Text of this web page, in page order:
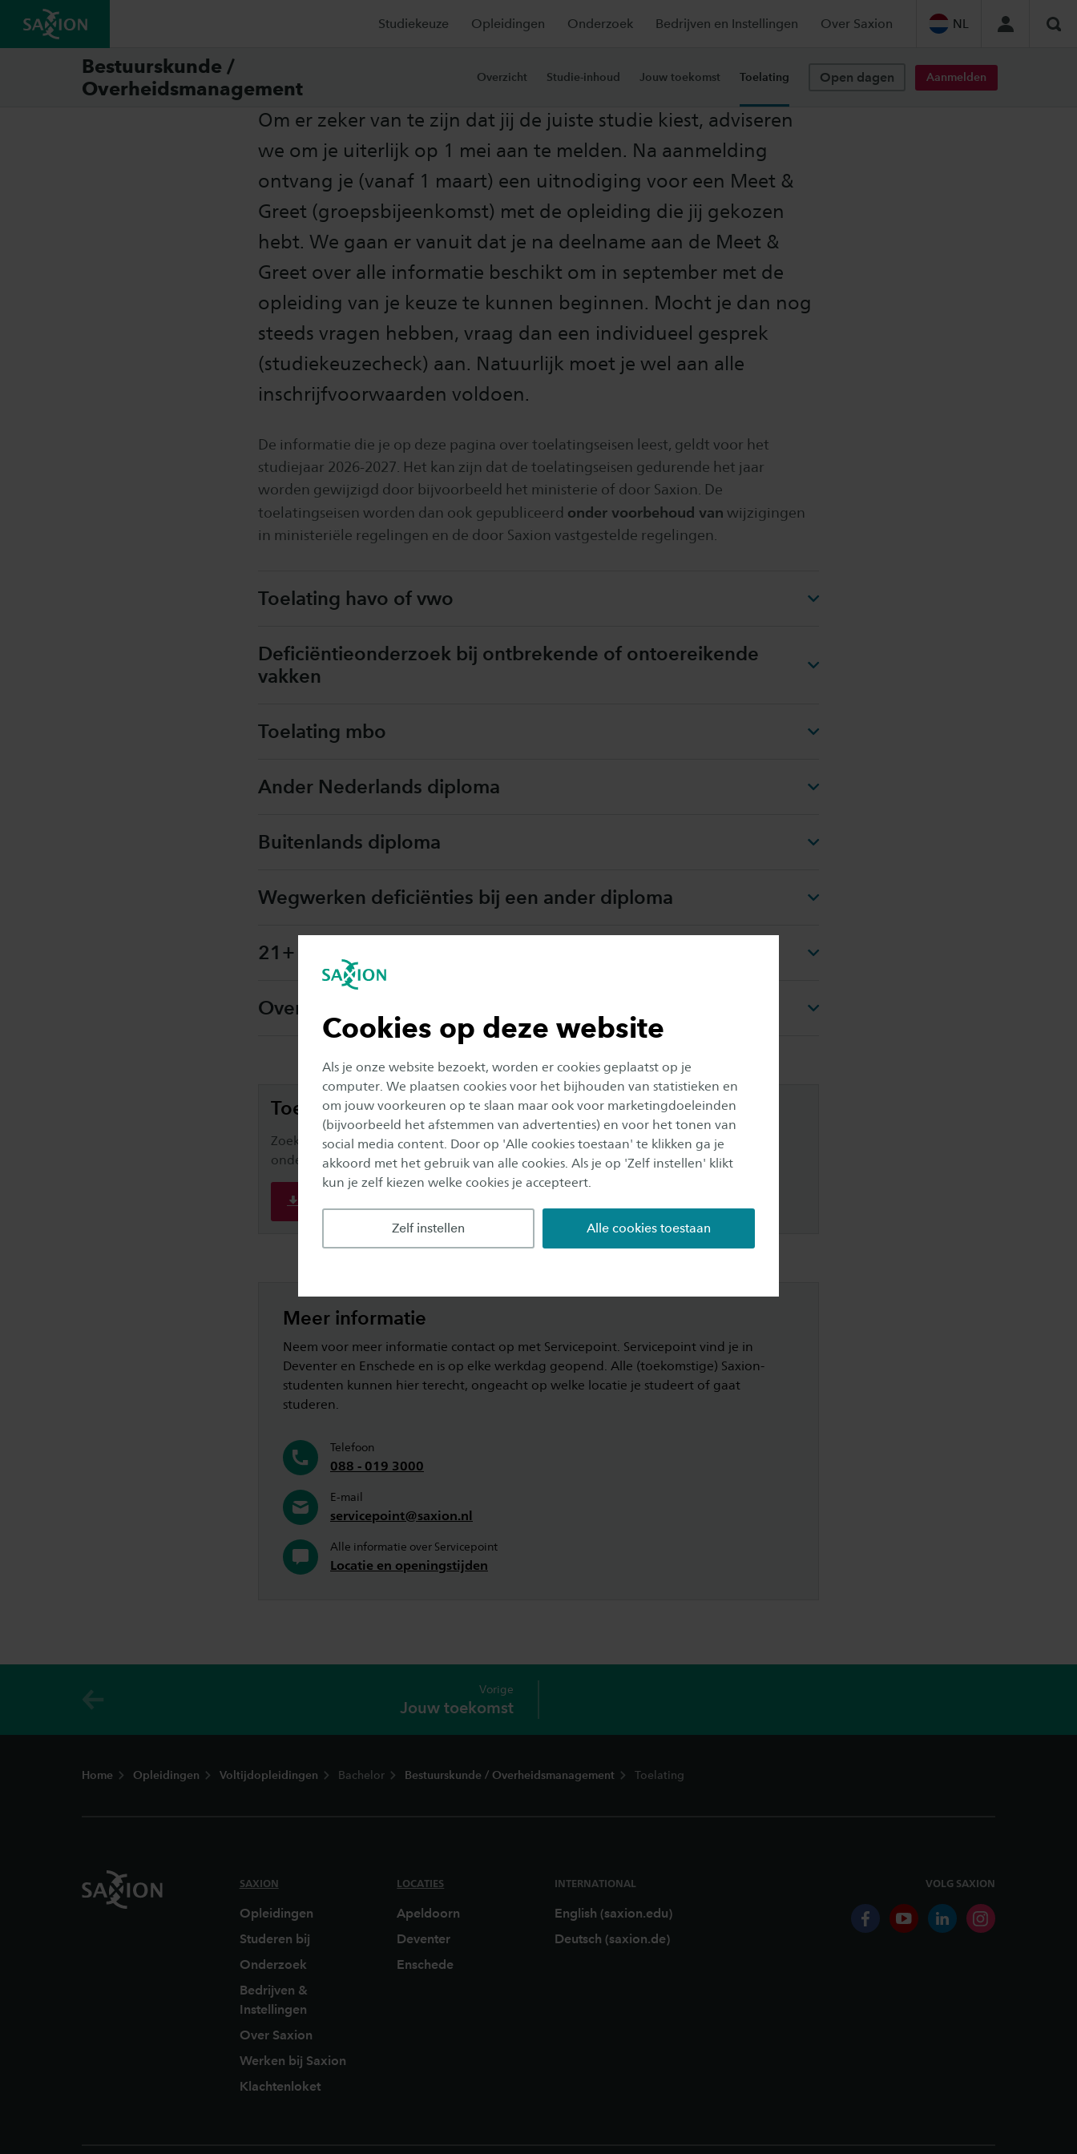
Cookies op deze website
Als je onze website bezoekt, worden er cookies geplaatst op je
computer. We plaatsen cookies voor het bijhouden van statistieken en
om jouw voorkeuren op te slaan maar ook voor marketingdoeleinden
(bijvoorbeeld het afstemmen van advertenties) en voor het tonen van
social media content. Door op 'Alle cookies toestaan' te klikken ga je
akkoord met het gebruik van alle cookies. Als je op 'Zelf instellen' klikt
kun je zelf kiezen welke cookies je accepteert.
Zelf instellen Alle cookies toestaan
Studiekeuze Opleidingen Onderzoek Bedrijven en Instellingen Over Saxion NL
Bestuurskunde /
Overheidsmanagement
Overzicht Studie-inhoud Jouw toekomst Toelating Open dagen Aanmelden
Toelatingseisen 2026-2027
Om er zeker van te zijn dat jij de juiste studie kiest, adviseren
we om je uiterlijk op 1 mei aan te melden. Na aanmelding
ontvang je (vanaf 1 maart) een uitnodiging voor een Meet &
Greet (groepsbijeenkomst) met de opleiding die jij gekozen
hebt. We gaan er vanuit dat je na deelname aan de Meet &
Greet over alle informatie beschikt om in september met de
opleiding van je keuze te kunnen beginnen. Mocht je dan nog
steeds vragen hebben, vraag dan een individueel gesprek
(studiekeuzecheck) aan. Natuurlijk moet je wel aan alle
inschrijfvoorwaarden voldoen.
De informatie die je op deze pagina over toelatingseisen leest, geldt voor het
studiejaar 2026-2027. Het kan zijn dat de toelatingseisen gedurende het jaar
worden gewijzigd door bijvoorbeeld het ministerie of door Saxion. De
toelatingseisen worden dan ook gepubliceerd onder voorbehoud van wijzigingen
in ministeriële regelingen en de door Saxion vastgestelde regelingen.
Toelating havo of vwo
Deficiëntieonderzoek bij ontbrekende of ontoereikende
vakken
Toelating mbo
Ander Nederlands diploma
Buitenlands diploma
Wegwerken deficiënties bij een ander diploma
21+ Onderzoek
Overige toelatingsbepalingen
Toelatingseisen 2025-2026
Zoek je de toelatingseisen voor het lopend studiejaar? Download deze als PDF via de
onderstaande link.
Meer informatie
Neem voor meer informatie contact op met Servicepoint. Servicepoint vind je in
Deventer en Enschede en is op elke werkdag geopend. Alle (toekomstige) Saxion-
studenten kunnen hier terecht, ongeacht op welke locatie je studeert of gaat
studeren.
Telefoon
088 - 019 3000
E-mail
servicepoint@saxion.nl
Alle informatie over Servicepoint
Locatie en openingstijden
Vorige
Jouw toekomst
Home Opleidingen Voltijdopleidingen Bachelor Bestuurskunde / Overheidsmanagement Toelating
SAXION
Opleidingen
Studeren bij
Onderzoek
Bedrijven &
Instellingen
Over Saxion
Werken bij Saxion
Klachtenloket
LOCATIES
Apeldoorn
Deventer
Enschede
INTERNATIONAL
English (saxion.edu)
Deutsch (saxion.de)
VOLG SAXION
facebookyoutubelinkedininstagram